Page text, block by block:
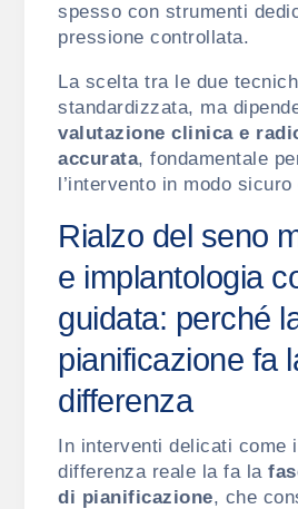
spesso con strumenti
pressione controllata.
La scelta tra le due
standardizzata, ma
valutazione clinica e
accurata, fondamentale
l’intervento in modo
Rialzo del seno
e implantologia
guidata: perché
pianificazione fa
differenza
In interventi delicati come
differenza reale la fa la
di pianificazione, che